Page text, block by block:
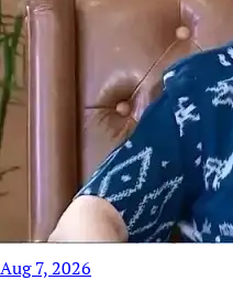
Aug 7, 2026